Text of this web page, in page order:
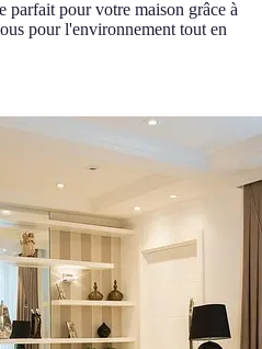
parfait pour votre maison grâce à
pour l'environnement tout en